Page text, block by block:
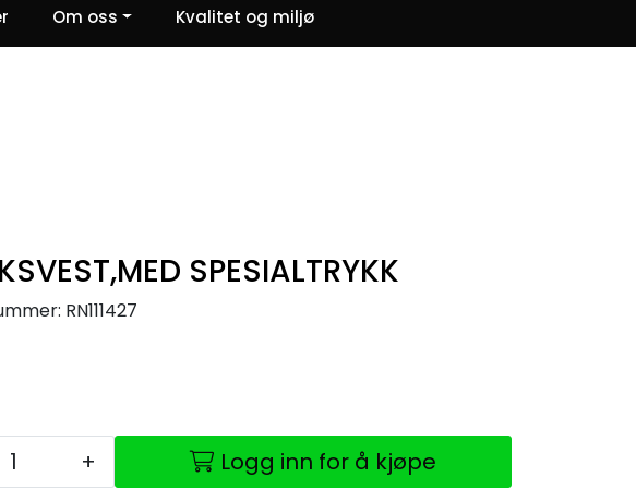
Om oss
Om oss Kvalitet og miljø
SPESIALTRYKK
RN111427
+ Logg inn for å kjøpe